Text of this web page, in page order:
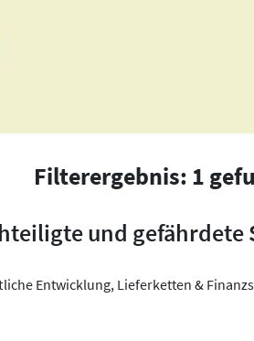
Filterergebnis: 1
und gefährdete
Entwicklung, Lieferketten &